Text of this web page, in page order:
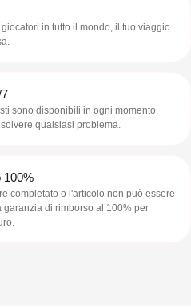
in tutto il mondo, il tuo viaggio
sono disponibili in ogni momento.
qualsiasi problema.
100%
completato o l'articolo non può essere
garanzia di rimborso al 100% per